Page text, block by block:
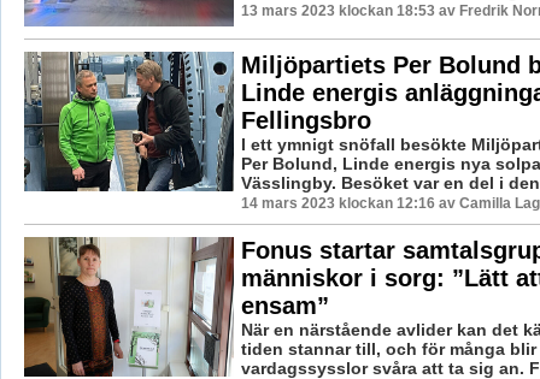
13 mars 2023 klockan 18:53 av Fredrik
Miljöpartiets Per Bolund
Linde energis
Fellingsbro
I ett ymnigt snöfall besökte
Per Bolund, Linde energis nya
Vässlingby. Besöket var en del i
14 mars 2023 klockan 12:16 av Camilla
Fonus startar
människor i sorg: ”Lätt
ensam”
När en närstående avlider kan det
tiden stannar till, och för många
vardagssysslor svåra att ta sig an.